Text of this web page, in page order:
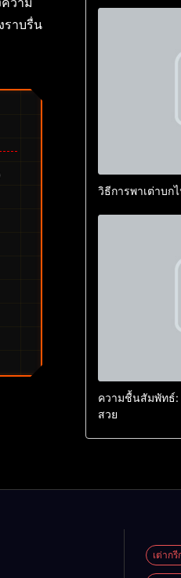
ราบรื่น
วิธีการพาเต่าบก
ความชื้นสัมพัทธ์:
สวย
เต่ากรี